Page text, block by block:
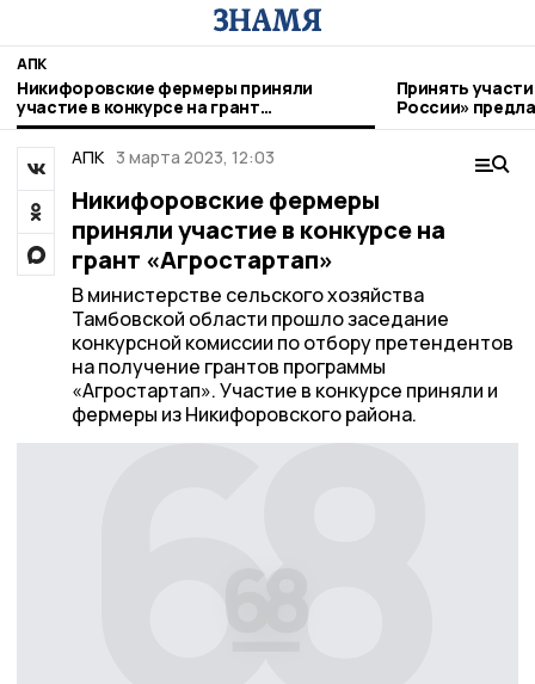
АПК
Никифоровские фермеры приняли
участие в конкурсе на грант
«Агростартап»
Принять
России»
фермерам
АПК
3 марта 2023, 12:03
Никифоровские фермеры
приняли участие в конкурсе на
грант «Агростартап»
В министерстве сельского хозяйства
Тамбовской области прошло заседание
конкурсной комиссии по отбору претендентов
на получение грантов программы
«Агростартап». Участие в конкурсе приняли и
фермеры из Никифоровского района.